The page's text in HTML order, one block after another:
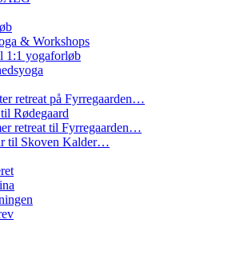
& Workshops
1:1 yogaforløb
retreat på Fyrregaarden…
Rødegaard
retreat til Fyrregaarden…
til Skoven Kalder…